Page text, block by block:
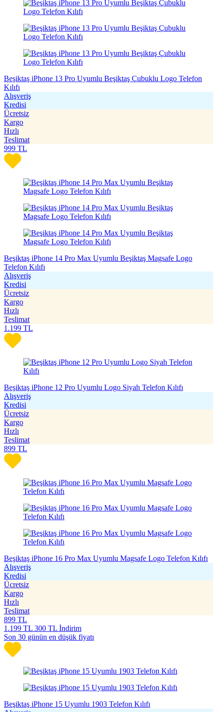
Beşiktaş iPhone 13 Pro Uyumlu Beşiktaş Çubuklu Logo Telefon
Kılıfı
Alışveriş
Kredisi
Ücretsiz
Kargo
Hızlı
Teslimat
999 TL
Beşiktaş iPhone 14 Pro Max Uyumlu Beşiktaş Magsafe Logo
Telefon Kılıfı
Alışveriş
Kredisi
Ücretsiz
Kargo
Hızlı
Teslimat
1.199 TL
Beşiktaş iPhone 12 Pro Uyumlu Logo Siyah Telefon Kılıfı
Alışveriş
Kredisi
Ücretsiz
Kargo
Hızlı
Teslimat
899 TL
Beşiktaş iPhone 16 Pro Max Uyumlu Magsafe Logo Telefon Kılıfı
Alışveriş
Kredisi
Ücretsiz
Kargo
Hızlı
Teslimat
899 TL
1.199 TL 300 TL İndirim
Son 30 günün en düşük fiyatı
Beşiktaş iPhone 15 Uyumlu 1903 Telefon Kılıfı